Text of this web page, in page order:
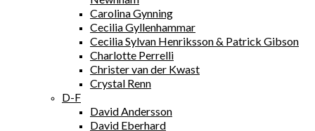
Carolina Gynning
Cecilia Gyllenhammar
Cecilia Sylvan Henriksson & Patrick Gibson
Charlotte Perrelli
Christer van der Kwast
Crystal Renn
D-F
David Andersson
David Eberhard